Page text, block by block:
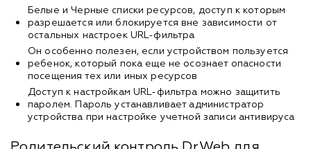
Белые и Черные списки ресурсов, доступ к которым
разрешается или блокируется вне зависимости от
остальных настроек URL-фильтра
Он особенно полезен, если устройством пользуется
ребенок, который пока еще не осознает опасности
посещения тех или иных ресурсов
Доступ к настройкам URL-фильтра можно защитить
паролем. Пароль устанавливает администратор
устройства при настройке учетной записи антивируса